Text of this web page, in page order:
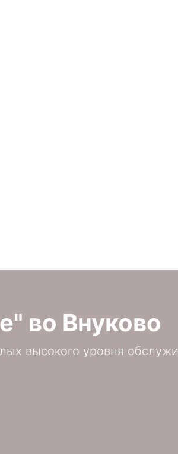
во Внуково
высокого уровня